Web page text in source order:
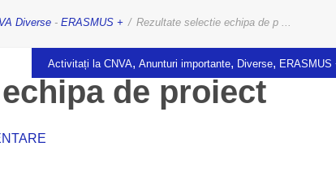
Diverse - ERASMUS + / Rezultate selectie echipa de p ...
Activitați la CNVA, Anunturi importante, Diverse, ERASMUS
de proiect